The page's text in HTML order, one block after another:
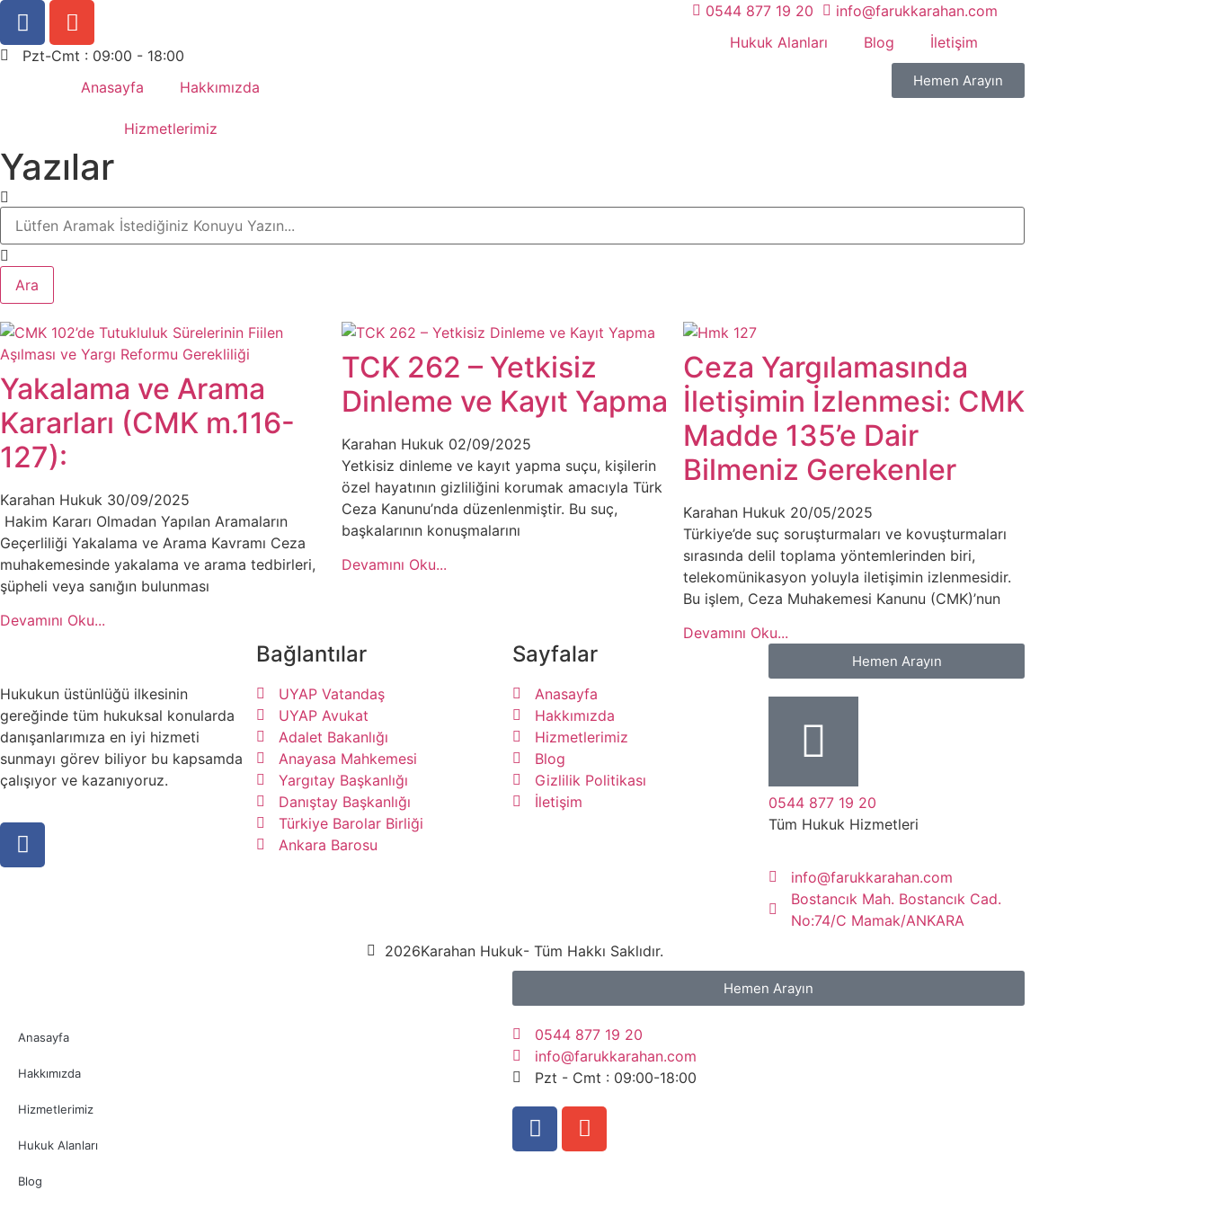
Pzt-Cmt : 09:00 - 18:00
Anasayfa
Hakkımızda
Hizmetlerimiz
0544 877 19 20
info@farukkarahan.com
Hukuk Alanları
Blog İletişim
Hemen Arayın
Yazılar
Ara
Yakalama ve Arama
Kararları (CMK m.116-
127):
Karahan Hukuk 30/09/2025
Hakim Kararı Olmadan Yapılan Aramaların
Geçerliliği Yakalama ve Arama Kavramı Ceza
muhakemesinde yakalama ve arama tedbirleri,
şüpheli veya sanığın bulunması
Devamını Oku...
TCK 262 – Yetkisiz
Dinleme ve Kayıt Yapma
Karahan Hukuk 02/09/2025
Yetkisiz dinleme ve kayıt yapma suçu, kişilerin
özel hayatının gizliliğini korumak amacıyla Türk
Ceza Kanunu’nda düzenlenmiştir. Bu suç,
başkalarının konuşmalarını
Devamını Oku...
Ceza Yargılamasında
İletişimin İzlenmesi: CMK
Madde 135’e Dair
Bilmeniz Gerekenler
Karahan Hukuk 20/05/2025
Türkiye’de suç soruşturmaları ve kovuşturmaları
sırasında delil toplama yöntemlerinden biri,
telekomünikasyon yoluyla iletişimin izlenmesidir.
Bu işlem, Ceza Muhakemesi Kanunu (CMK)’nun
Devamını Oku...
Hukukun üstünlüğü ilkesinin
gereğinde tüm hukuksal konularda
danışanlarımıza en iyi hizmeti
sunmayı görev biliyor bu kapsamda
çalışıyor ve kazanıyoruz.
Bağlantılar
UYAP Vatandaş
UYAP Avukat
Adalet Bakanlığı
Anayasa Mahkemesi
Yargıtay Başkanlığı
Danıştay Başkanlığı
Türkiye Barolar Birliği
Ankara Barosu
Sayfalar
Anasayfa
Hakkımızda
Hizmetlerimiz
Blog
Gizlilik Politikası
İletişim
Hemen Arayın
0544 877 19 20
Tüm Hukuk Hizmetleri
info@farukkarahan.com
Bostancık Mah. Bostancık Cad.
No:74/C Mamak/ANKARA
2026Karahan Hukuk- Tüm Hakkı Saklıdır.
Anasayfa
Hakkımızda
Hizmetlerimiz
Hukuk Alanları
Blog
Hemen Arayın
0544 877 19 20
info@farukkarahan.com
Pzt - Cmt : 09:00-18:00